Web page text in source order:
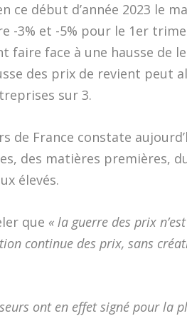
ce début d’année 2023 le
-3% et -5% pour le 1er
faire face à une hausse de
des prix de revient peut
sur 3.
de France constate
des matières premières,
élevés.
que « la guerre des prix
continue des prix, sans
ont en effet signé pour la